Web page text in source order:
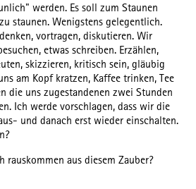
werden. Es soll zum Staunen
staunen. Wenigstens gelegentlich.
vortragen, diskutieren. Wir
etwas schreiben. Erzählen,
skizzieren, kritisch sein, gläubig
am Kopf kratzen, Kaffee trinken, Tee
die uns zugestandenen zwei Stunden
Ich werde vorschlagen, dass wir die
und danach erst wieder einschalten.
rauskommen aus diesem Zauber?